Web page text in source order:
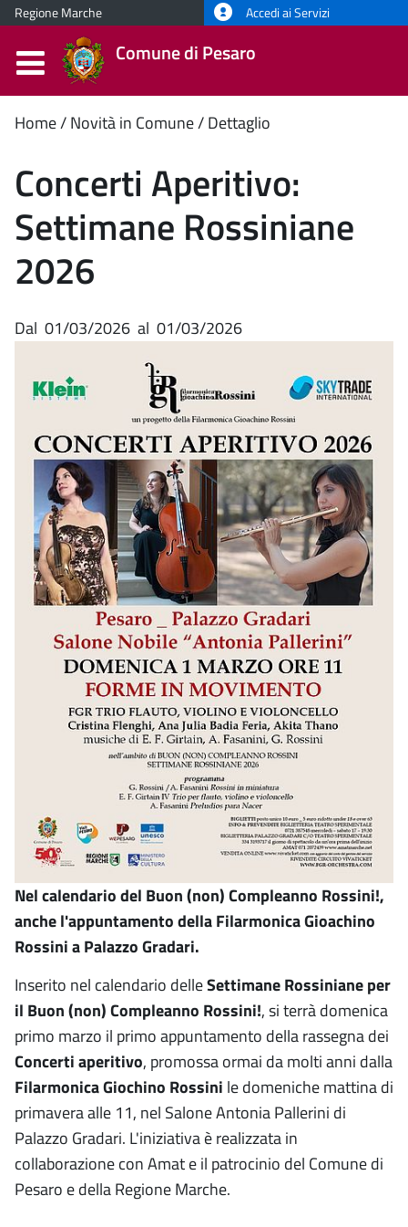
Regione Marche Accedi ai Servizi
Comune di Pesaro
Contenuto
principale
Home Novità in Comune Dettaglio
Concerti Aperitivo:
Settimane Rossiniane
2026
Dal 01/03/2026 al 01/03/2026
Nel calendario del Buon (non) Compleanno Rossini!,
anche l'appuntamento della Filarmonica Gioachino
Rossini a Palazzo Gradari.
Inserito nel calendario delleSettimane Rossiniane per
il Buon (non) Compleanno Rossini!, si terrà domenica
primo marzo il primo appuntamento della rassegna dei
Concerti aperitivo, promossa ormai da molti anni dalla
Filarmonica Giochino Rossini le domeniche mattina di
primavera alle 11, nel Salone Antonia Pallerini di
Palazzo Gradari. L'iniziativa è realizzata in
collaborazione con Amat e il patrocinio del Comune di
Pesaro e della Regione Marche.